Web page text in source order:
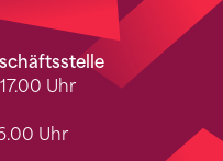
Uhr
Uhr